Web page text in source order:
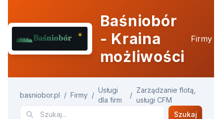
Baśniobór
- Kraina
możliwości
Firmy
basniobor.pl / Firmy /
Usługi
dla firm
/
Zarządzanie flotą,
usługi CFM
Szukaj